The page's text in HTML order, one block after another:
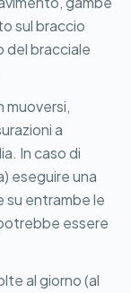
sul braccio
del bracciale
muoversi,
a
In caso di
eseguire una
su entrambe le
essere
al giorno (al